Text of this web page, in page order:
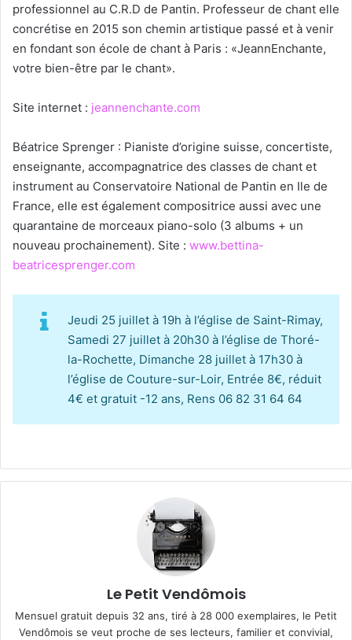
professionnel au C.R.D de Pantin. Professeur de chant elle
concrétise en 2015 son chemin artistique passé et à venir
en fondant son école de chant à Paris : «JeannEnchante,
votre bien-être par le chant».
Site internet : jeannenchante.com
Béatrice Sprenger : Pianiste d’origine suisse, concertiste,
enseignante, accompagnatrice des classes de chant et
instrument au Conservatoire National de Pantin en Ile de
France, elle est également compositrice aussi avec une
quarantaine de morceaux piano-solo (3 albums + un
nouveau prochainement). Site : www.bettina-
beatricesprenger.com
Jeudi 25 juillet à 19h à l’église de Saint-Rimay,
Samedi 27 juillet à 20h30 à l’église de Thoré-
la-Rochette, Dimanche 28 juillet à 17h30 à
l’église de Couture-sur-Loir, Entrée 8€, réduit
4€ et gratuit -12 ans, Rens 06 82 31 64 64
Le Petit Vendômois
Mensuel gratuit depuis 32 ans, tiré à 28 000 exemplaires, le Petit
Vendômois se veut proche de ses lecteurs, familier et convivial,